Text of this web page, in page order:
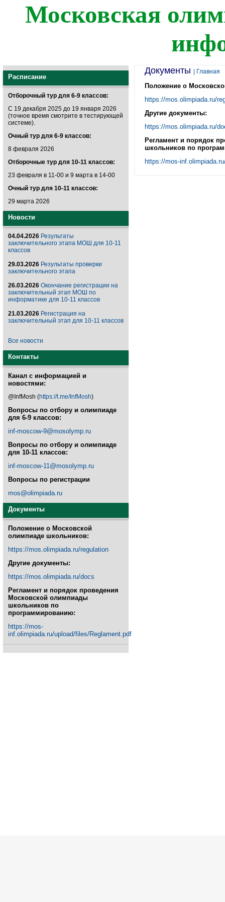
Московская
Расписание
Отборочный тур для 6-9 классов:
С 19 декабря 2025 до 19 января 2026
(точное время смотрите в тестирующей
системе).
Очный тур для 6-9 классов:
8 февраля 2026
Отборочные тур для 10-11 классов:
23 февраля в 11-00 и 9 марта в 14-00
Очный тур для 10-11 классов:
29 марта 2026
Новости
04.04.2026 Результаты
заключительного этапа МОШ для 10-11
классов
29.03.2026 Результаты проверки
заключительного этапа
26.03.2026 Окончание регистрации на
заключительный этап МОШ по
информатике для 10-11 классов
21.03.2026 Регистрация на
заключительный этап для 10-11 классов
Все новости
Контакты
Канал с информацией и
новостями:
@InfMosh (https://t.me/InfMosh)
Вопросы по отбору и олимпиаде
для 6-9 классов:
inf-moscow-9@mosolymp.ru
Вопросы по отбору и олимпиаде
для 10-11 классов:
inf-moscow-11@mosolymp.ru
Вопросы по регистрации
mos@olimpiada.ru
Документы
Положение о Московской
олимпиаде школьников:
https://mos.olimpiada.ru/regulation
Другие документы:
https://mos.olimpiada.ru/docs
Регламент и порядок проведения
Московской олимпиады
школьников по
программированию:
https://mos-
inf.olimpiada.ru/upload/files/Reglament.pdf
Документы | Главная
Положение о
https://mos.olimpiada.ru/
Другие документы:
https://mos.olimpiada.ru/
Регламент и порядок
школьников по
https://mos-